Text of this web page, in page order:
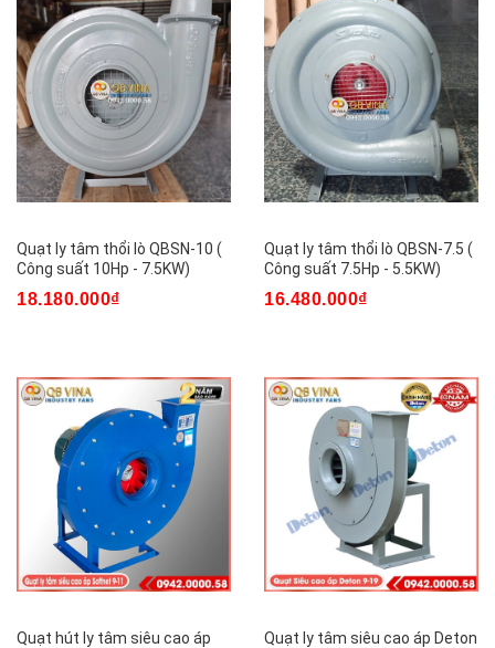
Quạt ly tâm thổi lò QBSN-10 (
Công suất 10Hp - 7.5KW)
18.180.000₫
Quạt ly tâm thổi lò QBSN-7.5 (
Công suất 7.5Hp - 5.5KW)
16.480.000₫
Quạt hút ly tâm siêu cao áp
Quạt ly tâm siêu cao áp Deton